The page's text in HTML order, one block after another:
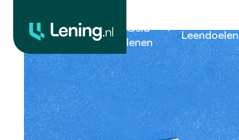
Geld
lenen
Leendoelen